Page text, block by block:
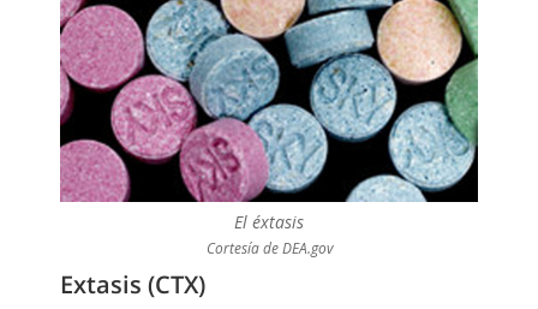
El éxtasis
Cortesía de DEA.gov
Extasis (CTX)